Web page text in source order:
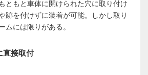
ともと車体に開けられた穴に取り付け
跡を付けずに装着が可能。しかし取り
には限りがある。
直接取付